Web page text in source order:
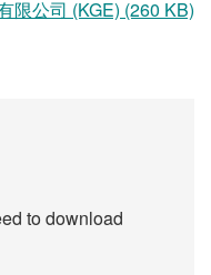
限公司 (KGE) (260 KB)
to download